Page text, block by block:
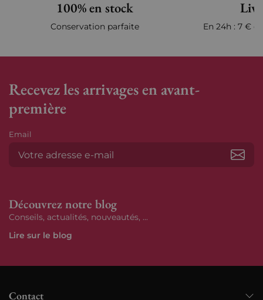
100% en stock
Conservation parfaite En 24h : 7 €
Recevez les arrivages en avant-
première
Email
Découvrez notre blog
Conseils, actualités, nouveautés, ...
Lire sur le blog
Contact